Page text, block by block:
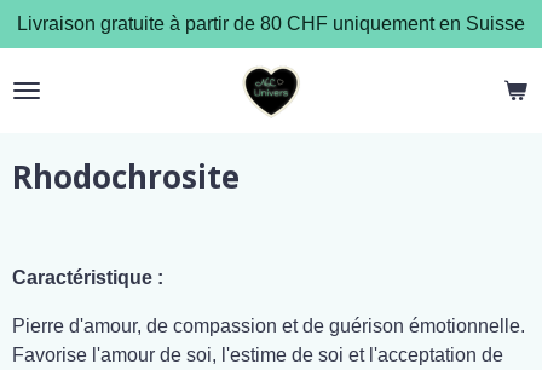
Passer
au
contenu
Livraison gratuite à partir de 80 CHF uniquement en Suisse
Rhodochrosite
Caractéristique :
Pierre d'amour, de compassion et de guérison émotionnelle.
Favorise l'amour de soi, l'estime de soi et l'acceptation de